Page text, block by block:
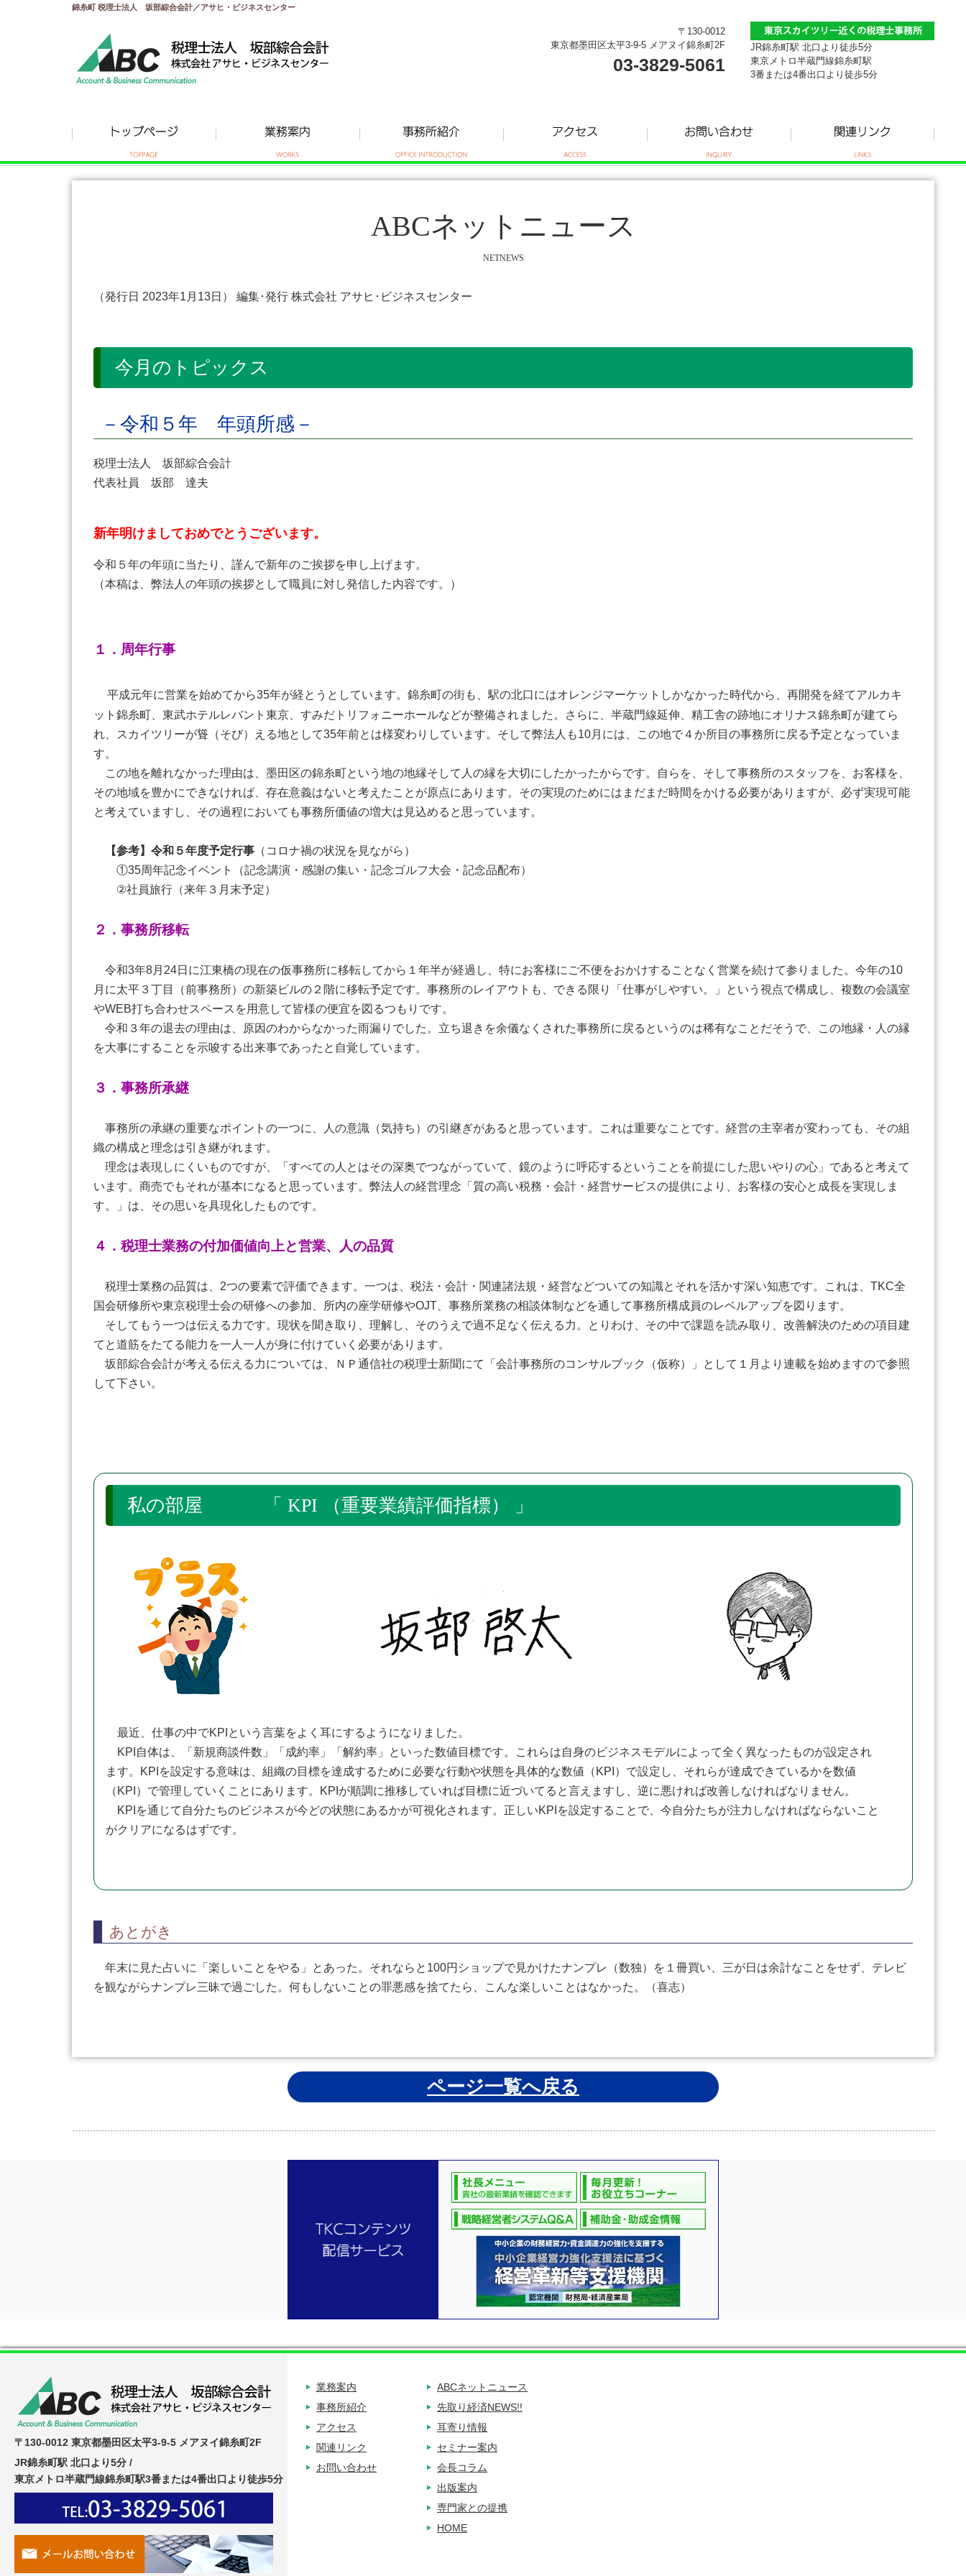
錦糸町 税理士法人 坂部綜合会計／アサヒ・ビジネスセンター
〒130-0012
東京都墨田区太平3-9-5 メアヌイ錦糸町2F
03-3829-5061
JR錦糸町駅 北口より徒歩5分
東京メトロ半蔵門線錦糸町駅
3番または4番出口より徒歩5分
ABCネットニュース
NETNEWS
（発行日 2023年1月13日） 編集･発行 株式会社 アサヒ･ビジネスセンター
今月のトピックス
－令和５年 年頭所感－
税理士法人 坂部綜合会計
代表社員 坂部 達夫
新年明けましておめでとうございます。
令和５年の年頭に当たり、謹んで新年のご挨拶を申し上げます。
（本稿は、弊法人の年頭の挨拶として職員に対し発信した内容です。）
１．周年行事
平成元年に営業を始めてから35年が経とうとしています。錦糸町の街も、駅の北口にはオレンジマーケットしかなかった時代から、再開発を経てアルカキ
ット錦糸町、東武ホテルレバント東京、すみだトリフォニーホールなどが整備されました。さらに、半蔵門線延伸、精工舎の跡地にオリナス錦糸町が建てら
れ、スカイツリーが聳（そび）える地として35年前とは様変わりしています。そして弊法人も10月には、この地で４か所目の事務所に戻る予定となっていま
す。
この地を離れなかった理由は、墨田区の錦糸町という地の地縁そして人の縁を大切にしたかったからです。自らを、そして事務所のスタッフを、お客様を、
その地域を豊かにできなければ、存在意義はないと考えたことが原点にあります。その実現のためにはまだまだ時間をかける必要がありますが、必ず実現可能
と考えていますし、その過程においても事務所価値の増大は見込めると思っています。
【参考】令和５年度予定行事 （コロナ禍の状況を見ながら）
①35周年記念イベント（記念講演・感謝の集い・記念ゴルフ大会・記念品配布）
②社員旅行（来年３月末予定）
２．事務所移転
令和3年8月24日に江東橋の現在の仮事務所に移転してから１年半が経過し、特にお客様にご不便をおかけすることなく営業を続けて参りました。今年の10
月に太平３丁目（前事務所）の新築ビルの２階に移転予定です。事務所のレイアウトも、できる限り「仕事がしやすい。」という視点で構成し、複数の会議室
やWEB打ち合わせスペースを用意して皆様の便宜を図るつもりです。
令和３年の退去の理由は、原因のわからなかった雨漏りでした。立ち退きを余儀なくされた事務所に戻るというのは稀有なことだそうで、この地縁・人の縁
を大事にすることを示唆する出来事であったと自覚しています。
３．事務所承継
事務所の承継の重要なポイントの一つに、人の意識（気持ち）の引継ぎがあると思っています。これは重要なことです。経営の主宰者が変わっても、その組
織の構成と理念は引き継がれます。
理念は表現しにくいものですが、「すべての人とはその深奥でつながっていて、鏡のように呼応するということを前提にした思いやりの心」であると考えて
います。商売でもそれが基本になると思っています。弊法人の経営理念「質の高い税務・会計・経営サービスの提供により、お客様の安心と成長を実現しま
す。」は、その思いを具現化したものです。
４．税理士業務の付加価値向上と営業、人の品質
税理士業務の品質は、2つの要素で評価できます。一つは、税法・会計・関連諸法規・経営などついての知識とそれを活かす深い知恵です。これは、TKC全
国会研修所や東京税理士会の研修への参加、所内の座学研修やOJT、事務所業務の相談体制などを通して事務所構成員のレベルアップを図ります。
そしてもう一つは伝える力です。現状を聞き取り、理解し、そのうえで過不足なく伝える力。とりわけ、その中で課題を読み取り、改善解決のための項目建
てと道筋をたてる能力を一人一人が身に付けていく必要があります。
坂部綜合会計が考える伝える力については、ＮＰ通信社の税理士新聞にて「会計事務所のコンサルブック（仮称）」として１月より連載を始めますので参照
して下さい。
私の部屋 「 KPI （重要業績評価指標） 」
最近、仕事の中でKPIという言葉をよく耳にするようになりました。
KPI自体は、「新規商談件数」「成約率」「解約率」といった数値目標です。これらは自身のビジネスモデルによって全く異なったものが設定され
ます。KPIを設定する意味は、組織の目標を達成するために必要な行動や状態を具体的な数値（KPI）で設定し、それらが達成できているかを数値
（KPI）で管理していくことにあります。KPIが順調に推移していれば目標に近づいてると言えますし、逆に悪ければ改善しなければなりません。
KPIを通じて自分たちのビジネスが今どの状態にあるかが可視化されます。正しいKPIを設定することで、今自分たちが注力しなければならないこと
がクリアになるはずです。
あとがき
年末に見た占いに「楽しいことをやる」とあった。それならと100円ショップで見かけたナンプレ（数独）を１冊買い、三が日は余計なことをせず、テレビ
を観ながらナンプレ三昧で過ごした。何もしないことの罪悪感を捨てたら、こんな楽しいことはなかった。（喜志）
ページ一覧へ戻る
〒130-0012 東京都墨田区太平3-9-5 メアヌイ錦糸町2F
JR錦糸町駅 北口より5分 /
東京メトロ半蔵門線錦糸町駅3番または4番出口より徒歩5分
業務案内
事務所紹介
アクセス
関連リンク
お問い合わせ
ABCネットニュース
先取り経済NEWS!!
耳寄り情報
セミナー案内
会長コラム
出版案内
専門家との提携
HOME